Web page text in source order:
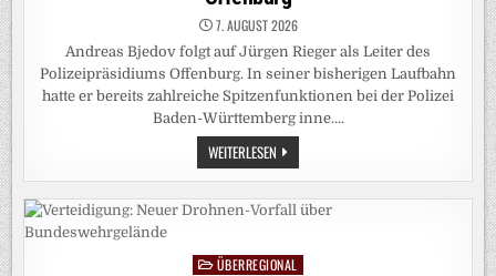
7. AUGUST 2026
Andreas Bjedov folgt auf Jürgen Rieger als Leiter des
Polizeipräsidiums Offenburg. In seiner bisherigen Laufbahn
hatte er bereits zahlreiche Spitzenfunktionen bei der Polizei
Baden-Württemberg inne….
WEITERLESEN NEUER
POLIZEIPRÄSIDENT
BEIM
OFFENBURG
PostedÜBERREGIONAL